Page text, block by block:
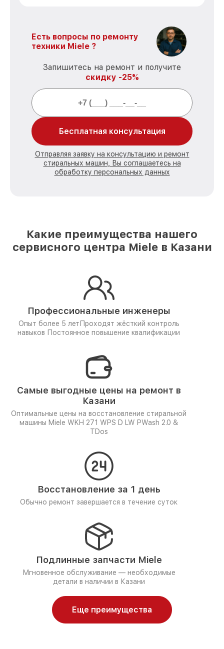
Есть вопросы по ремонту
техники Miele ?
Запишитесь на ремонт и получите
скидку -25%
Бесплатная консультация
Отправляя заявку на консультацию и ремонт
стиральных машин, Вы соглашаетесь на
обработку персональных данных
Какие преимущества нашего
сервисного центра Miele в Казани
Профессиональные инженеры
Опыт более 5 лет Проходят жёсткий контроль
навыков Постоянное повышение квалификации
Самые выгодные цены на ремонт в
Казани
Оптимальные цены на восстановление стиральной
машины Miele WKH 271 WPS D LW PWash 2.0 &
TDos
Восстановление за 1 день
Обычно ремонт завершается в течение суток
Подлинные запчасти Miele
Мгновенное обслуживание — необходимые
детали в наличии в Казани
Еще преимущества